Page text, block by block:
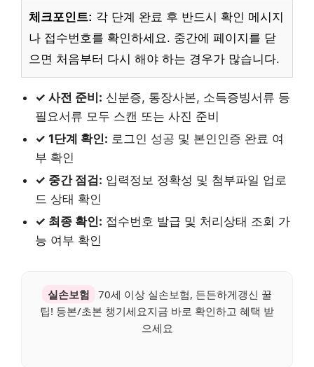
체크포인트: 각 단계 완료 후 반드시 확인 메시지
나 접수번호를 확인하세요. 중간에 페이지를 닫
으면 처음부터 다시 해야 하는 경우가 많습니다.
✓ 사전 준비: 신분증, 통장사본, 소득증빙서류 등
필요서류 모두 스캔 또는 사진 준비
✓ 1단계 확인: 로그인 성공 및 본인인증 완료 여
부 확인
✓ 중간 점검: 입력정보 정확성 및 첨부파일 업로
드 상태 확인
✓ 최종 확인: 접수번호 발급 및 처리상태 조회 가
능 여부 확인
실손보험
70세 이상 실손보험, 든든하게갱신 꿀
팁! 등본/초본 챙기세요지금 바로 확인하고 혜택 받
으세요